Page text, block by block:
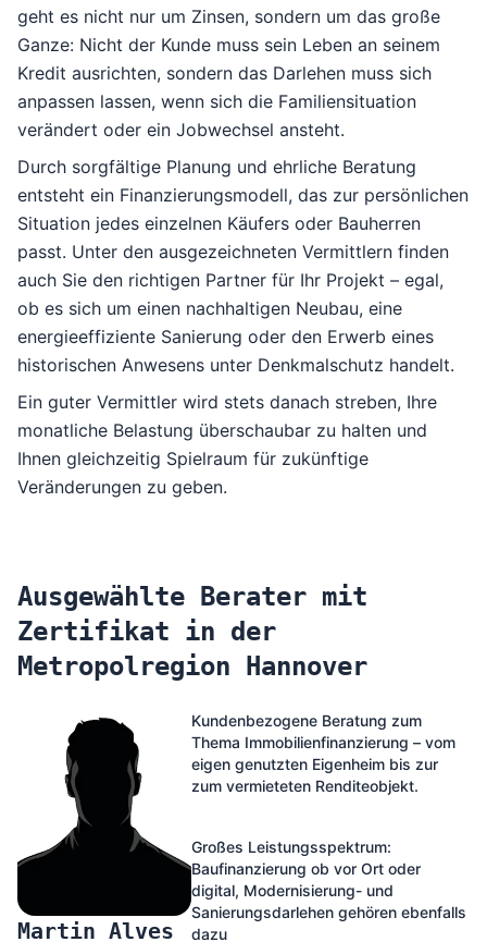
geht es nicht nur um Zinsen, sondern um das große
Ganze: Nicht der Kunde muss sein Leben an seinem
Kredit ausrichten, sondern das Darlehen muss sich
anpassen lassen, wenn sich die Familiensituation
verändert oder ein Jobwechsel ansteht.
Durch sorgfältige Planung und ehrliche Beratung
entsteht ein Finanzierungsmodell, das zur persönlichen
Situation jedes einzelnen Käufers oder Bauherren
passt. Unter den ausgezeichneten Vermittlern finden
auch Sie den richtigen Partner für Ihr Projekt – egal,
ob es sich um einen nachhaltigen Neubau, eine
energieeffiziente Sanierung oder den Erwerb eines
historischen Anwesens unter Denkmalschutz handelt.
Ein guter Vermittler wird stets danach streben, Ihre
monatliche Belastung überschaubar zu halten und
Ihnen gleichzeitig Spielraum für zukünftige
Veränderungen zu geben.
Ausgewählte Berater mit
Zertifikat in der
Metropolregion Hannover
Martin Alves
Kundenbezogene Beratung zum
Thema Immobilienfinanzierung – vom
eigen genutzten Eigenheim bis zur
zum vermieteten Renditeobjekt.
Großes Leistungsspektrum:
Baufinanzierung ob vor Ort oder
digital, Modernisierung- und
Sanierungsdarlehen gehören ebenfalls
dazu